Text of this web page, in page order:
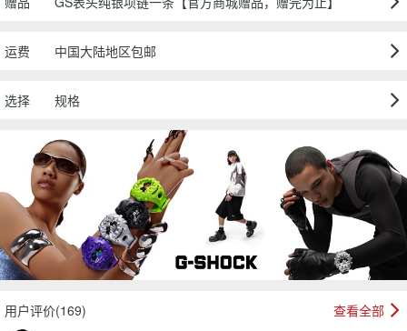
运费 中国大陆地区包邮
选择 规格
用户评价(169) 查看全部